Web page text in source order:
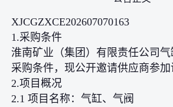
XJCGZXCE202607070163
1.采购条件
淮南矿业（集团）有限责任公司
采购条件，现公开邀请供应商参加
2.项目概况
2.1 项目名称：气缸、气阀